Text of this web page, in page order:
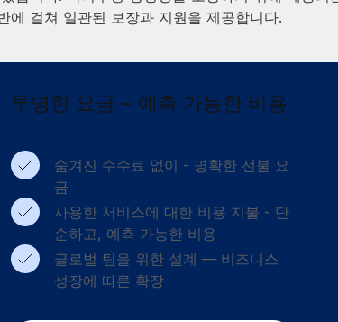
에 걸쳐 일관된 보장과 지원을 제공합니다.
투명한 요금 - 예측 가능한 비용
숨겨진 수수료 없이 - 명확한 선불 요
금
사용한 서비스에 대한 비용 지불 - 단
순하고, 예측 가능한 비용
글로벌 팀을 위한 설계 — 비즈니스
성장에 따른 확장